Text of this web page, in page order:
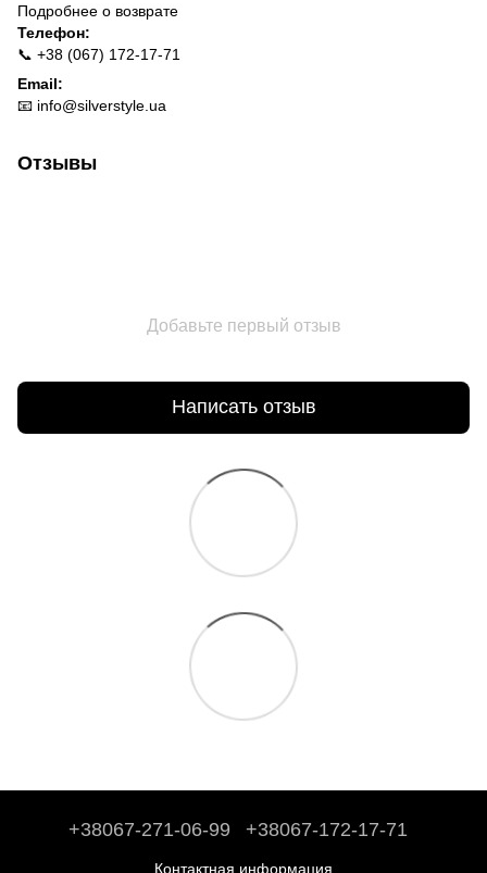
Подробнее о возврате
Телефон:
📞 +38 (067) 172-17-71
Email:
📧 info@silverstyle.ua
Отзывы
Добавьте первый отзыв
Написать отзыв
+38067-271-06-99 +38067-172-17-71
Контактная информация